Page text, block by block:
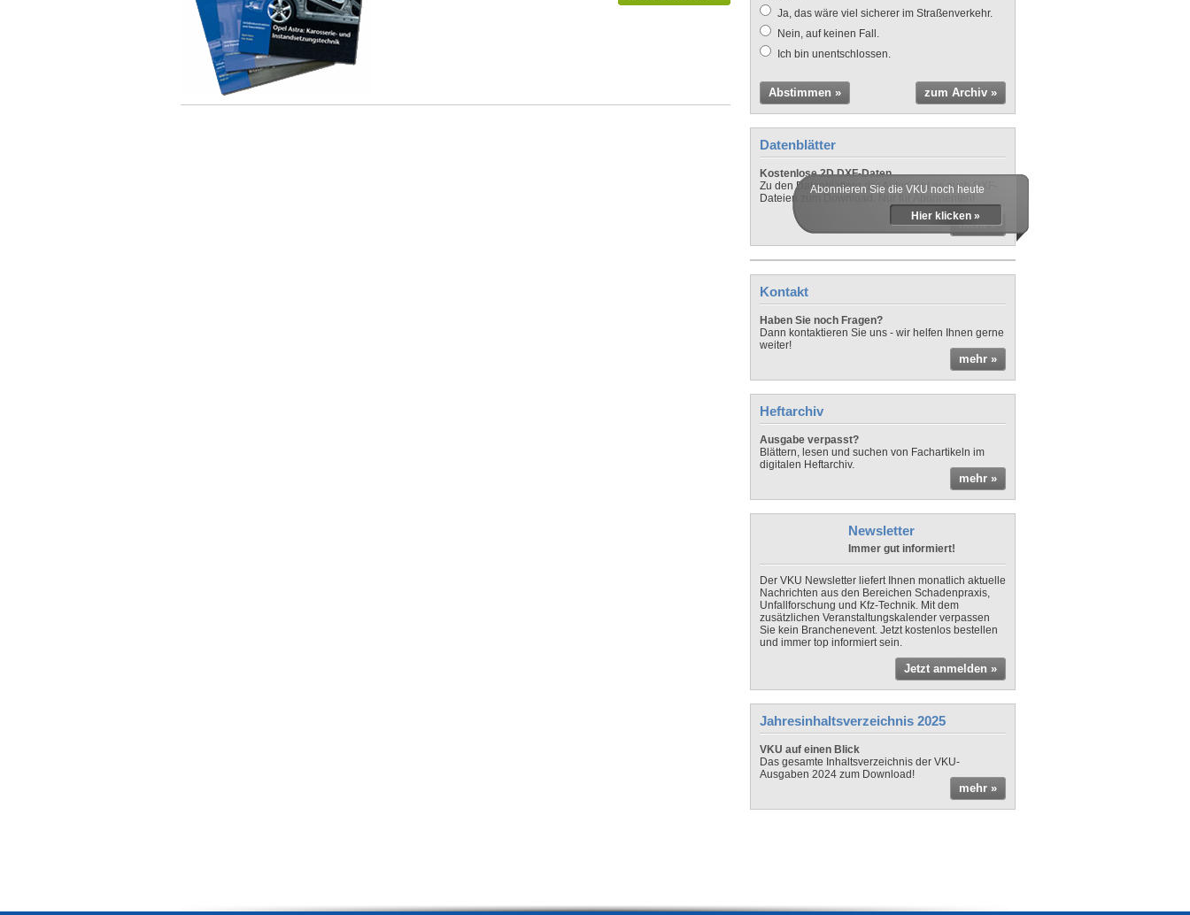
Ja, das wäre viel sicherer im Straßenverkehr.
Nein, auf keinen Fall.
Ich bin unentschlossen.
Abstimmen » zum Archiv »
Datenblätter
Kostenlose 2D DXF-Daten
Zu den Datenblättern der Autos gibt es auch DXF-
Dateien zum Download. Nur für Abonnenten!
mehr »
Abonnieren Sie die VKU noch heute
Hier klicken »
Kontakt
Haben Sie noch Fragen?
Dann kontaktieren Sie uns - wir helfen Ihnen gerne
weiter!
mehr »
Heftarchiv
Ausgabe verpasst?
Blättern, lesen und suchen von Fachartikeln im
digitalen Heftarchiv.
mehr »
Newsletter
Immer gut informiert!
Der VKU Newsletter liefert Ihnen monatlich aktuelle
Nachrichten aus den Bereichen Schadenpraxis,
Unfallforschung und Kfz-Technik. Mit dem
zusätzlichen Veranstaltungskalender verpassen
Sie kein Branchenevent. Jetzt kostenlos bestellen
und immer top informiert sein.
Jetzt anmelden »
Jahresinhaltsverzeichnis 2025
VKU auf einen Blick
Das gesamte Inhaltsverzeichnis der VKU-
Ausgaben 2024 zum Download!
mehr »